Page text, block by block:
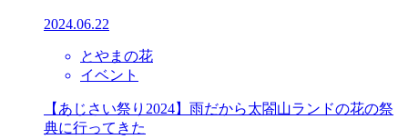
2024.06.22
とやまの花
イベント
【あじさい祭り2024】雨だから太閤山ランドの花の祭
典に行ってきた